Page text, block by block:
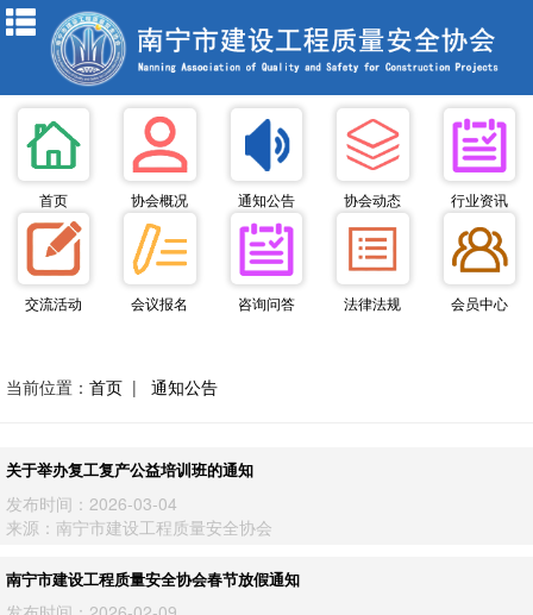
首页 协会概况 通知公告 协会动态 行业资讯
交流活动 会议报名 咨询问答 法律法规 会员中心
当前位置： 首页 | 通知公告
关于举办复工复产公益培训班的通知
发布时间：2026-03-04
来源：南宁市建设工程质量安全协会
南宁市建设工程质量安全协会春节放假通知